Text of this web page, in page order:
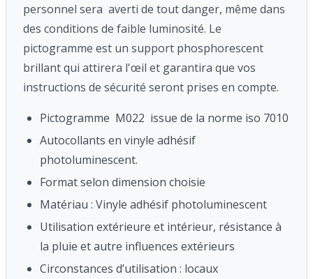
personnel sera averti de tout danger, même dans
des conditions de faible luminosité. Le
pictogramme est un support phosphorescent
brillant qui attirera l'œil et garantira que vos
instructions de sécurité seront prises en compte.
Pictogramme M022 issue de la norme iso 7010
Autocollants en vinyle adhésif
photoluminescent.
Format selon dimension choisie
Matériau : Vinyle adhésif photoluminescent
Utilisation extérieure et intérieur, résistance à
la pluie et autre influences extérieurs
Circonstances d’utilisation : locaux